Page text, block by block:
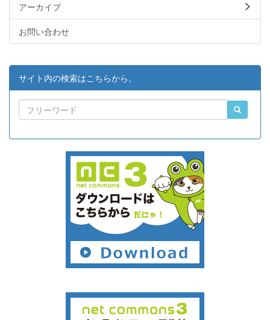
アーカイブ
お問い合わせ
サイト内の検索はこちらから。